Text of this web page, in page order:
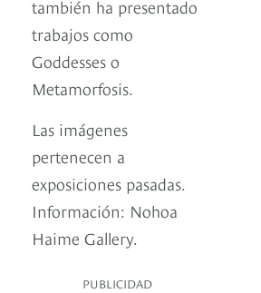
también ha presentado
trabajos como
Goddesses o
Metamorfosis.
Las imágenes
pertenecen a
exposiciones pasadas.
Información: Nohoa
Haime Gallery.
PUBLICIDAD